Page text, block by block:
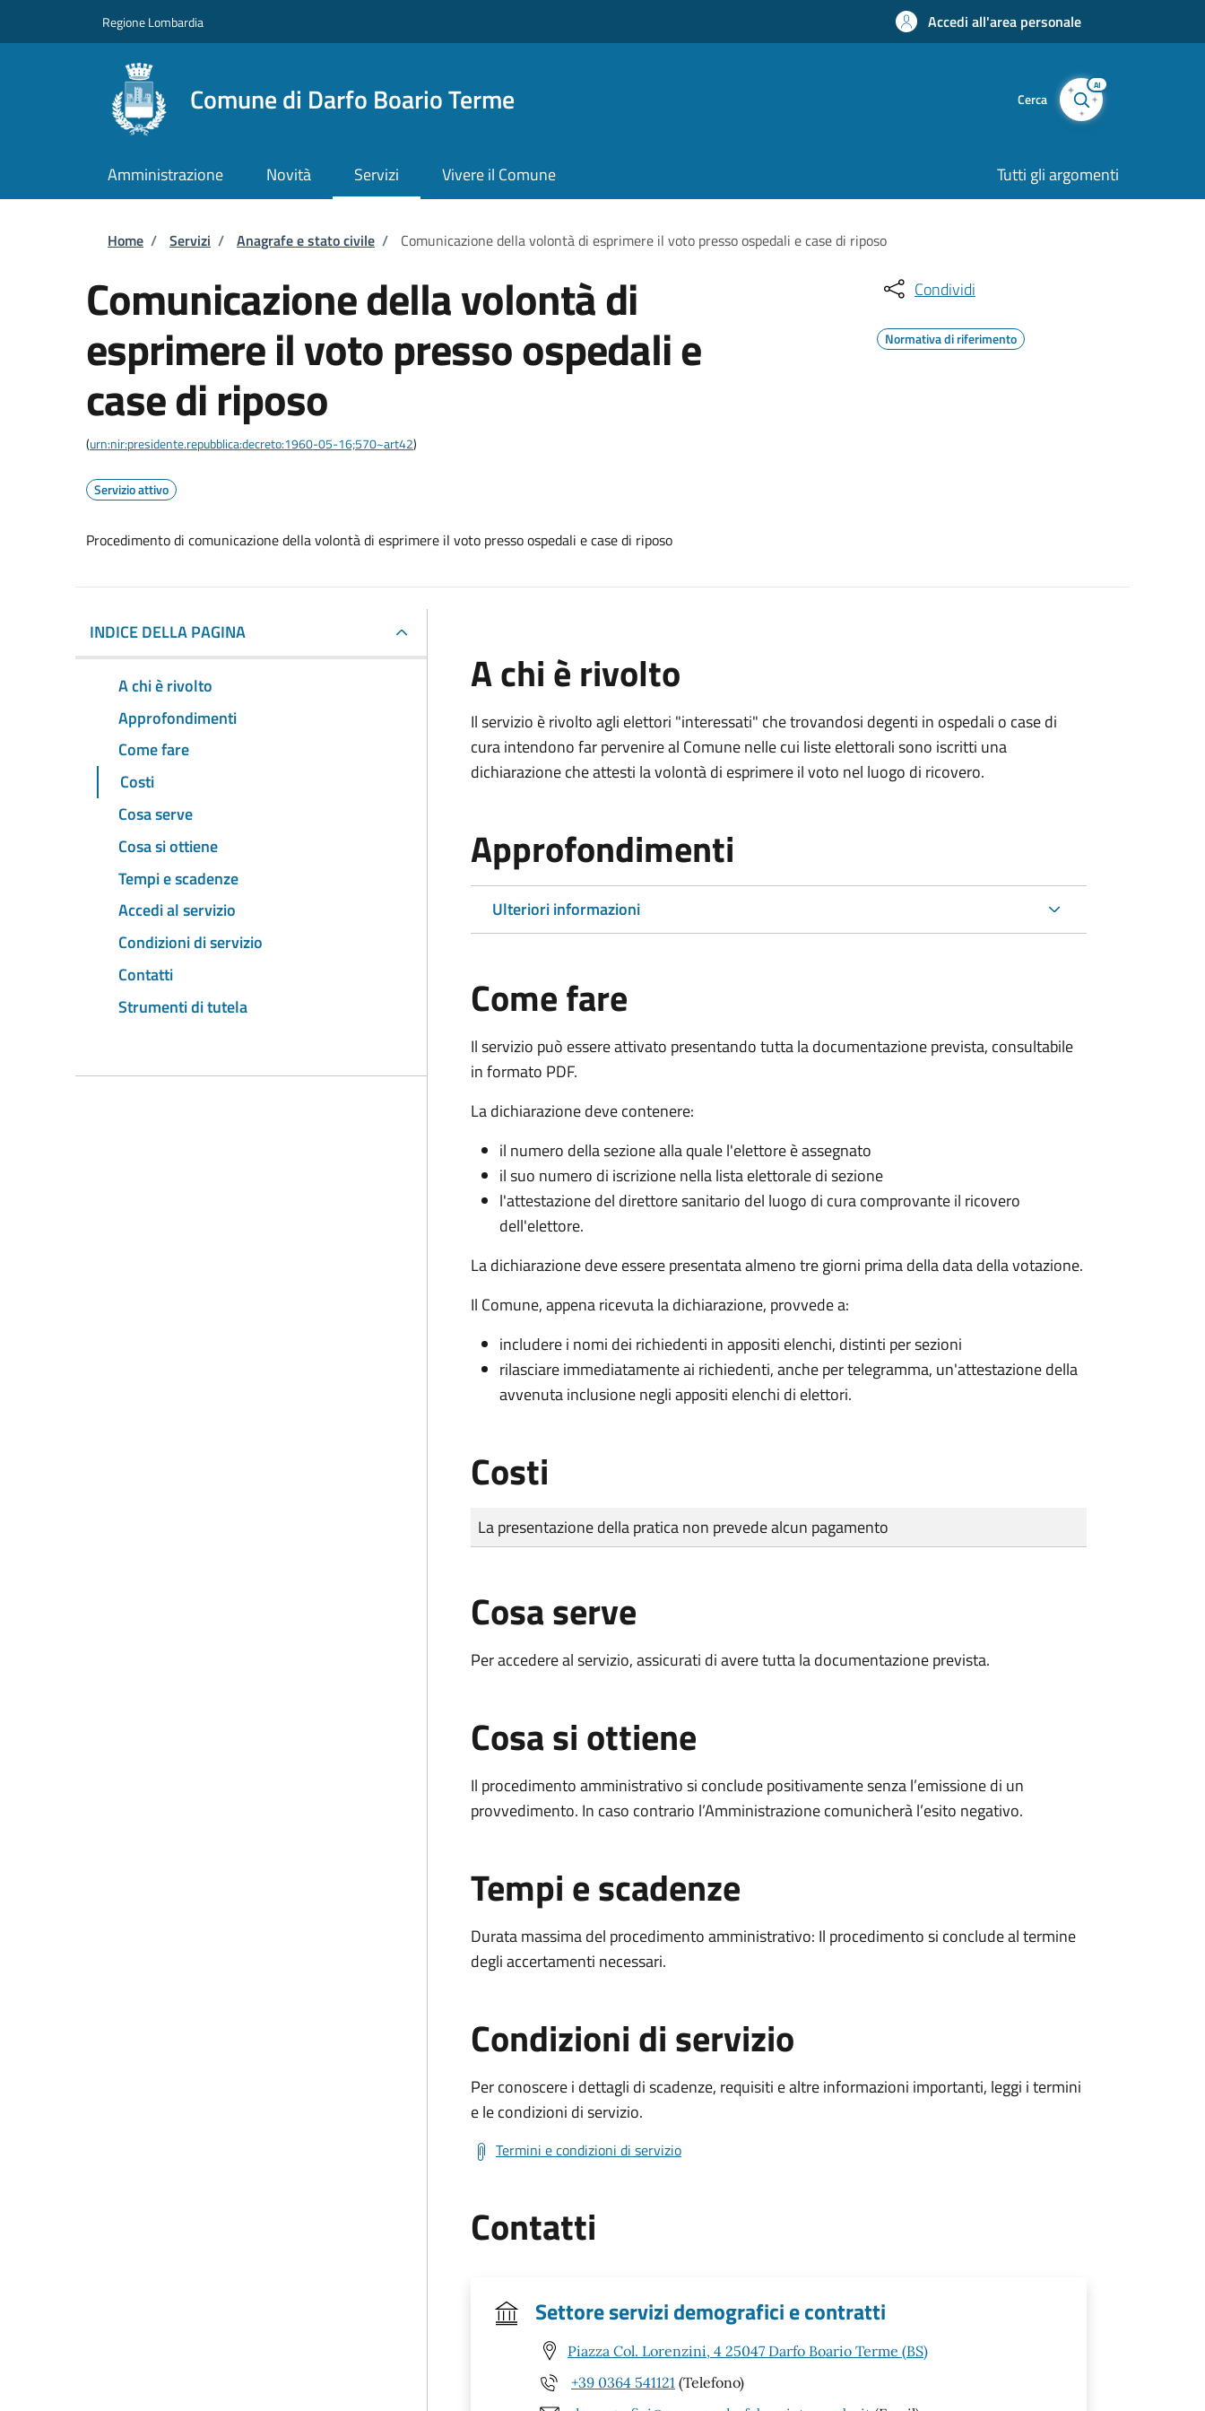
Regione Lombardia Accedi all'area personale
Comune di Darfo Boario Terme Cerca
AI
Amministrazione Novità Servizi Vivere il Comune Tutti gli argomenti
Briciole di pane
Home / Servizi / Anagrafe e stato civile / Comunicazione della volontà di esprimere il voto presso ospedali e case di riposo
Comunicazione della volontà di
esprimere il voto presso ospedali e
case di riposo
(urn:nir:presidente.repubblica:decreto:1960-05-16;570~art42)
Servizio attivo
Procedimento di comunicazione della volontà di esprimere il voto presso ospedali e case di riposo
Condividi
Normativa di riferimento
INDICE DELLA PAGINA
A chi è rivolto
Approfondimenti
Come fare
Costi
Cosa serve
Cosa si ottiene
Tempi e scadenze
Accedi al servizio
Condizioni di servizio
Contatti
Strumenti di tutela
A chi è rivolto
Il servizio è rivolto agli elettori "interessati" che trovandosi degenti in ospedali o case di
cura intendono far pervenire al Comune nelle cui liste elettorali sono iscritti una
dichiarazione che attesti la volontà di esprimere il voto nel luogo di ricovero.
Approfondimenti
Ulteriori informazioni
Come fare
Il servizio può essere attivato presentando tutta la documentazione prevista, consultabile
in formato PDF.
La dichiarazione deve contenere:
il numero della sezione alla quale l'elettore è assegnato
il suo numero di iscrizione nella lista elettorale di sezione
l'attestazione del direttore sanitario del luogo di cura comprovante il ricovero
dell'elettore.
La dichiarazione deve essere presentata almeno tre giorni prima della data della votazione.
Il Comune, appena ricevuta la dichiarazione, provvede a:
includere i nomi dei richiedenti in appositi elenchi, distinti per sezioni
rilasciare immediatamente ai richiedenti, anche per telegramma, un'attestazione della
avvenuta inclusione negli appositi elenchi di elettori.
Costi
Tipo di pagamento
Importo
La presentazione della pratica non prevede alcun pagamento
Cosa serve
Per accedere al servizio, assicurati di avere tutta la documentazione prevista.
Cosa si ottiene
Il procedimento amministrativo si conclude positivamente senza l’emissione di un
provvedimento. In caso contrario l’Amministrazione comunicherà l’esito negativo.
Tempi e scadenze
Durata massima del procedimento amministrativo: Il procedimento si conclude al termine
degli accertamenti necessari.
Condizioni di servizio
Per conoscere i dettagli di scadenze, requisiti e altre informazioni importanti, leggi i termini
e le condizioni di servizio.
Termini e condizioni di servizio
Contatti
Settore servizi demografici e contratti
Piazza Col. Lorenzini, 4 25047 Darfo Boario Terme (BS)
+39 0364 541121 (Telefono)